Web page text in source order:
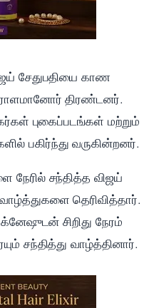
சேதுபதியை காண
திரண்டனர்.
புகைப்படங்கள் மற்றும்
பகிர்ந்து வருகின்றனர்.
நேரில் சந்தித்த விஜய்
தெரிவித்தார்.
சிறிது நேரம்
சந்தித்து வாழ்த்தினார்.